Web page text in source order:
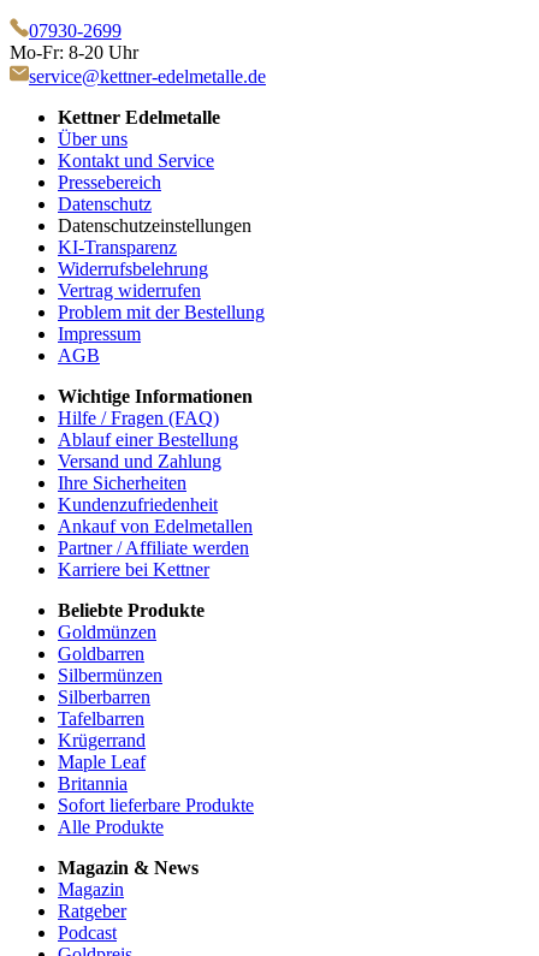
07930-2699
Mo-Fr: 8-20 Uhr
service@kettner-edelmetalle.de
Kettner Edelmetalle
Über uns
Kontakt und Service
Pressebereich
Datenschutz
Datenschutzeinstellungen
KI-Transparenz
Widerrufsbelehrung
Vertrag widerrufen
Problem mit der Bestellung
Impressum
AGB
Wichtige Informationen
Hilfe / Fragen (FAQ)
Ablauf einer Bestellung
Versand und Zahlung
Ihre Sicherheiten
Kundenzufriedenheit
Ankauf von Edelmetallen
Partner / Affiliate werden
Karriere bei Kettner
Beliebte Produkte
Goldmünzen
Goldbarren
Silbermünzen
Silberbarren
Tafelbarren
Krügerrand
Maple Leaf
Britannia
Sofort lieferbare Produkte
Alle Produkte
Magazin & News
Magazin
Ratgeber
Podcast